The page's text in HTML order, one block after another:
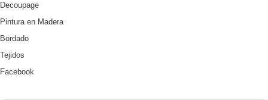
Decoupage
Pintura en Madera
Bordado
Tejidos
Facebook